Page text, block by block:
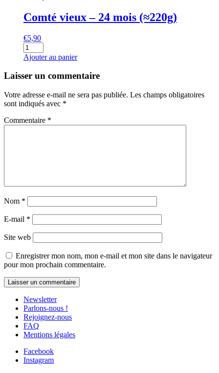
chèvre
blanc
Comté vieux – 24 mois (≈220g)
€5,90
quantité
de
Comté
vieux
-
24
mois
(≈220g)
Ajouter au panier
Laisser un commentaire
Votre adresse e-mail ne sera pas publiée. Les champs obligatoires
sont indiqués avec *
Commentaire *
Nom *
E-mail *
Site web
Enregistrer mon nom, mon e-mail et mon site dans le navigateur
pour mon prochain commentaire.
Newsletter
Parlons-nous !
Rejoignez-nous
FAQ
Mentions légales
Facebook
Instagram